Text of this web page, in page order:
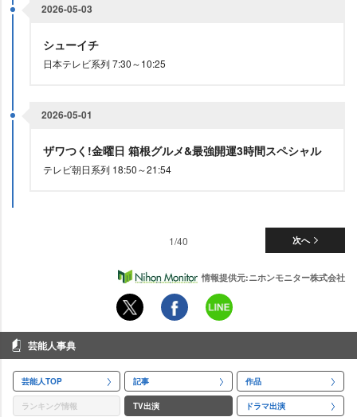
2026-05-03
シューイチ
日本テレビ系列 7:30～10:25
2026-05-01
ザワつく!金曜日 箱根グルメ&最強開運3時間スペシャル
テレビ朝日系列 18:50～21:54
次へ
1/40
情報提供元:ニホンモニター株式会社
芸能人事典
芸能人TOP 記事 作品
ランキング情報 TV出演 ドラマ出演